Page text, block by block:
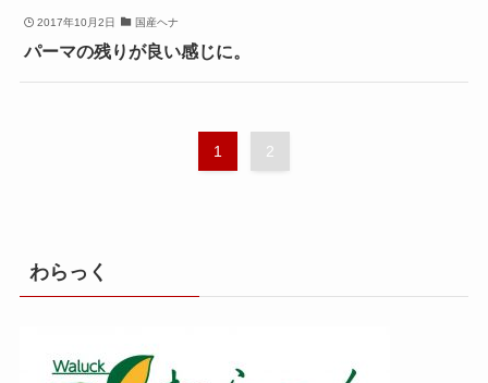
2017年10月2日 国産ヘナ
パーマの残りが良い感じに。
1 2
わらっく